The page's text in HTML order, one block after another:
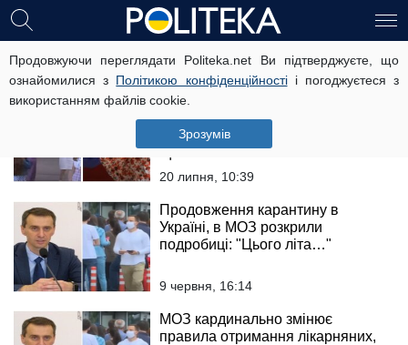
Продовжуючи переглядати Politeka.net Ви підтверджуєте, що
ознайомилися з Політикою конфіденційностіі погоджуєтеся з
використанням файлів cookie.
Зрозумів
Віктор Ляшко
Новий штам ковіда, МОЗ
збирається ввести додаткові
обмеження: "Всі громадяни без
щеплення..."
20 липня, 10:39
Продовження карантину в
Україні, в МОЗ розкрили
подробиці: "Цього літа…"
9 червня, 16:14
МОЗ кардинально змінює
правила отримання лікарняних,